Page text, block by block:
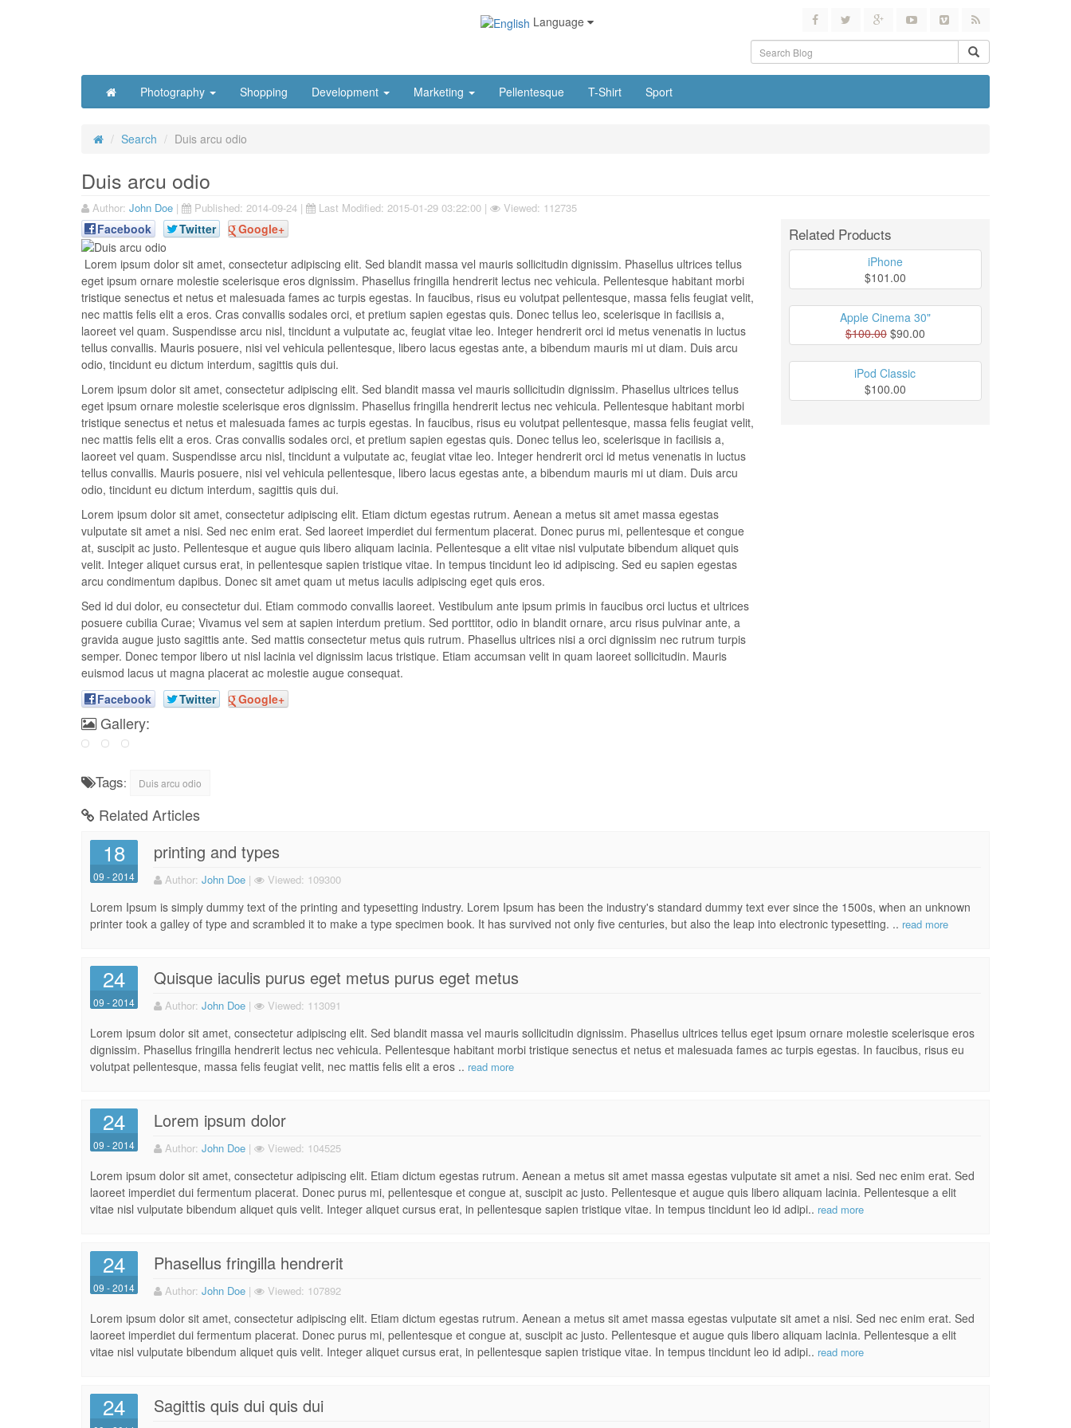
Language
Photography Shopping Development Marketing Pellentesque T-Shirt Sport
Search Duis arcu odio
Duis arcu odio
Author: John Doe | Published: 2014-09-24 | Last Modified: 2015-01-29 03:22:00 | Viewed: 112735
Facebook Twitter Google+
Lorem ipsum dolor sit amet, consectetur adipiscing elit. Sed blandit massa vel mauris sollicitudin dignissim. Phasellus ultrices tellus
eget ipsum ornare molestie scelerisque eros dignissim. Phasellus fringilla hendrerit lectus nec vehicula. Pellentesque habitant morbi
tristique senectus et netus et malesuada fames ac turpis egestas. In faucibus, risus eu volutpat pellentesque, massa felis feugiat velit,
nec mattis felis elit a eros. Cras convallis sodales orci, et pretium sapien egestas quis. Donec tellus leo, scelerisque in facilisis a,
laoreet vel quam. Suspendisse arcu nisl, tincidunt a vulputate ac, feugiat vitae leo. Integer hendrerit orci id metus venenatis in luctus
tellus convallis. Mauris posuere, nisi vel vehicula pellentesque, libero lacus egestas ante, a bibendum mauris mi ut diam. Duis arcu
odio, tincidunt eu dictum interdum, sagittis quis dui.
Lorem ipsum dolor sit amet, consectetur adipiscing elit. Sed blandit massa vel mauris sollicitudin dignissim. Phasellus ultrices tellus
eget ipsum ornare molestie scelerisque eros dignissim. Phasellus fringilla hendrerit lectus nec vehicula. Pellentesque habitant morbi
tristique senectus et netus et malesuada fames ac turpis egestas. In faucibus, risus eu volutpat pellentesque, massa felis feugiat velit,
nec mattis felis elit a eros. Cras convallis sodales orci, et pretium sapien egestas quis. Donec tellus leo, scelerisque in facilisis a,
laoreet vel quam. Suspendisse arcu nisl, tincidunt a vulputate ac, feugiat vitae leo. Integer hendrerit orci id metus venenatis in luctus
tellus convallis. Mauris posuere, nisi vel vehicula pellentesque, libero lacus egestas ante, a bibendum mauris mi ut diam. Duis arcu
odio, tincidunt eu dictum interdum, sagittis quis dui.
Lorem ipsum dolor sit amet, consectetur adipiscing elit. Etiam dictum egestas rutrum. Aenean a metus sit amet massa egestas
vulputate sit amet a nisi. Sed nec enim erat. Sed laoreet imperdiet dui fermentum placerat. Donec purus mi, pellentesque et congue
at, suscipit ac justo. Pellentesque et augue quis libero aliquam lacinia. Pellentesque a elit vitae nisl vulputate bibendum aliquet quis
velit. Integer aliquet cursus erat, in pellentesque sapien tristique vitae. In tempus tincidunt leo id adipiscing. Sed eu sapien egestas
arcu condimentum dapibus. Donec sit amet quam ut metus iaculis adipiscing eget quis eros.
Sed id dui dolor, eu consectetur dui. Etiam commodo convallis laoreet. Vestibulum ante ipsum primis in faucibus orci luctus et ultrices
posuere cubilia Curae; Vivamus vel sem at sapien interdum pretium. Sed porttitor, odio in blandit ornare, arcu risus pulvinar ante, a
gravida augue justo sagittis ante. Sed mattis consectetur metus quis rutrum. Phasellus ultrices nisi a orci dignissim nec rutrum turpis
semper. Donec tempor libero ut nisl lacinia vel dignissim lacus tristique. Etiam accumsan velit in quam laoreet sollicitudin. Mauris
euismod lacus ut magna placerat ac molestie augue consequat.
Facebook
Twitter Google+
Related Products
iPhone
$101.00
Apple Cinema 30"
$100.00 $90.00
iPod Classic
$100.00
Gallery:
Tags: Duis arcu odio
Related Articles
18
09 - 2014
printing and types
Author: John Doe | Viewed: 109300
Lorem Ipsum is simply dummy text of the printing and typesetting industry. Lorem Ipsum has been the industry's standard dummy text ever since the 1500s, when an unknown
printer took a galley of type and scrambled it to make a type specimen book. It has survived not only five centuries, but also the leap into electronic typesetting. .. read more
24
09 - 2014
Quisque iaculis purus eget metus purus eget metus
Author: John Doe | Viewed: 113091
Lorem ipsum dolor sit amet, consectetur adipiscing elit. Sed blandit massa vel mauris sollicitudin dignissim. Phasellus ultrices tellus eget ipsum ornare molestie scelerisque eros
dignissim. Phasellus fringilla hendrerit lectus nec vehicula. Pellentesque habitant morbi tristique senectus et netus et malesuada fames ac turpis egestas. In faucibus, risus eu
volutpat pellentesque, massa felis feugiat velit, nec mattis felis elit a eros .. read more
24
09 - 2014
Lorem ipsum dolor
Author: John Doe | Viewed: 104525
Lorem ipsum dolor sit amet, consectetur adipiscing elit. Etiam dictum egestas rutrum. Aenean a metus sit amet massa egestas vulputate sit amet a nisi. Sed nec enim erat. Sed
laoreet imperdiet dui fermentum placerat. Donec purus mi, pellentesque et congue at, suscipit ac justo. Pellentesque et augue quis libero aliquam lacinia. Pellentesque a elit
vitae nisl vulputate bibendum aliquet quis velit. Integer aliquet cursus erat, in pellentesque sapien tristique vitae. In tempus tincidunt leo id adipi.. read more
24
09 - 2014
Phasellus fringilla hendrerit
Author: John Doe | Viewed: 107892
Lorem ipsum dolor sit amet, consectetur adipiscing elit. Etiam dictum egestas rutrum. Aenean a metus sit amet massa egestas vulputate sit amet a nisi. Sed nec enim erat. Sed
laoreet imperdiet dui fermentum placerat. Donec purus mi, pellentesque et congue at, suscipit ac justo. Pellentesque et augue quis libero aliquam lacinia. Pellentesque a elit
vitae nisl vulputate bibendum aliquet quis velit. Integer aliquet cursus erat, in pellentesque sapien tristique vitae. In tempus tincidunt leo id adipi.. read more
24 Sagittis quis dui quis dui